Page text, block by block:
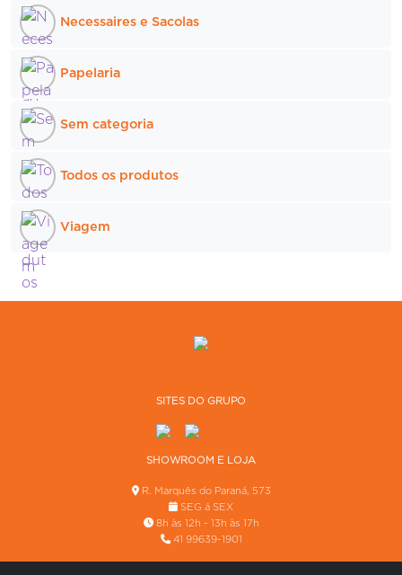
Necessaires e Sacolas
Papelaria
Sem categoria
Todos os produtos
Viagem
SITES DO GRUPO
SHOWROOM E LOJA
R. Marquês do Paraná, 573
SEG á SEX
8h às 12h - 13h às 17h
41 99639-1901